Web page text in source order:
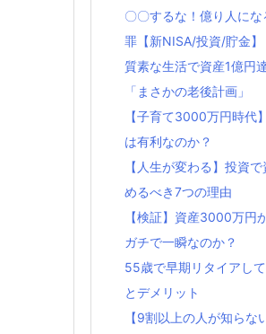
〇〇するな！億り人に
罪【新NISA/投資/貯金】
質素な生活で資産1億円
「まさかの老後計画」
【子育て3000万円時代
は有利なのか？
【人生が変わる】投資
めるべき7つの理由
【検証】資産3000万円
ガチで一瞬なのか？
55歳で早期リタイアし
とデメリット
【9割以上の人が知ら